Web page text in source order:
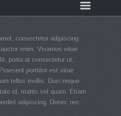
consectetur adipiscing
enim. Vivamus vitae
porta at consectetur ut,
porttitor est vitae
tellus mollis. Duis neque
id, mattis vel quam. Etiam
adipiscing. Donec nec